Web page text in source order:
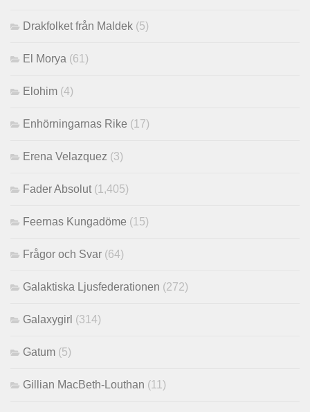
Drakfolket från Maldek (5)
El Morya (61)
Elohim (4)
Enhörningarnas Rike (17)
Erena Velazquez (3)
Fader Absolut (1,405)
Feernas Kungadöme (15)
Frågor och Svar (64)
Galaktiska Ljusfederationen (272)
Galaxygirl (314)
Gatum (5)
Gillian MacBeth-Louthan (11)